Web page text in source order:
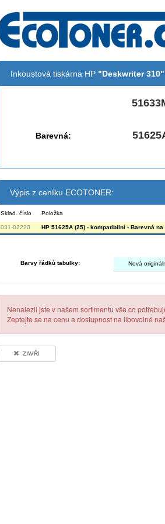
Inkoustová tiskárna HP "Deskwriter 310"
Barevná:
Výpis z ceníku ECOTONER:
Sklad. číslo Položka
031-02220 HP 51625A (25) - kompatibilní - Barevná na
Barvy řádků tabulky: Nová
Nenalezli jste v našem sortimentu vše co
Zeptejte se na cenu a dostupnost na libovolné
ZAVŘI